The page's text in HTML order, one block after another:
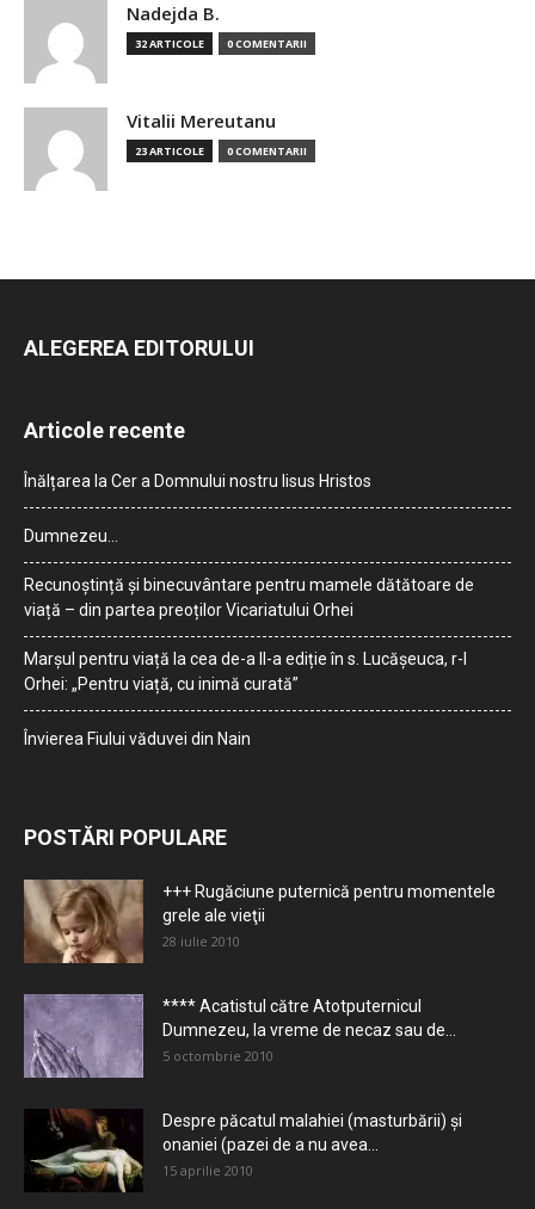
Nadejda B.
32 ARTICOLE 0 COMENTARII
Vitalii Mereutanu
23 ARTICOLE 0 COMENTARII
ALEGEREA EDITORULUI
Articole recente
Înălțarea la Cer a Domnului nostru Iisus Hristos
Dumnezeu…
Recunoștință și binecuvântare pentru mamele dătătoare de
viață – din partea preoților Vicariatului Orhei
Marșul pentru viață la cea de-a II-a ediție în s. Lucășeuca, r-l
Orhei: „Pentru viață, cu inimă curată”
Învierea Fiului văduvei din Nain
POSTĂRI POPULARE
+++ Rugăciune puternică pentru momentele
grele ale vieţii
28 iulie 2010
**** Acatistul către Atotputernicul
Dumnezeu, la vreme de necaz sau de...
5 octombrie 2010
Despre păcatul malahiei (masturbării) şi
onaniei (pazei de a nu avea...
15 aprilie 2010